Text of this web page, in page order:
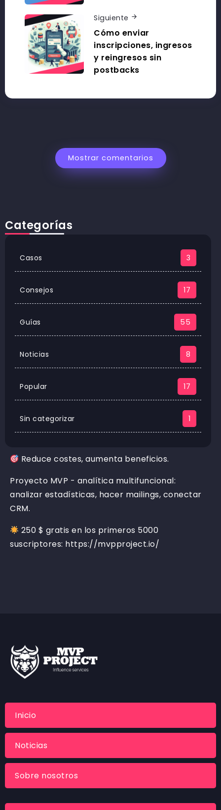
Siguiente
Cómo enviar
inscripciones, ingresos
y reingresos sin
postbacks
Mostrar comentarios
Categorías
Casos 3
Consejos 17
Guías 55
Noticias 8
Popular 17
Sin categorizar 1
Reduce costes, aumenta beneficios.
Proyecto MVP - analítica multifuncional:
analizar estadísticas, hacer mailings, conectar
CRM.
250 $ gratis en los primeros 5000
suscriptores: https://mvpproject.io/
Inicio
Noticias
Sobre nosotros